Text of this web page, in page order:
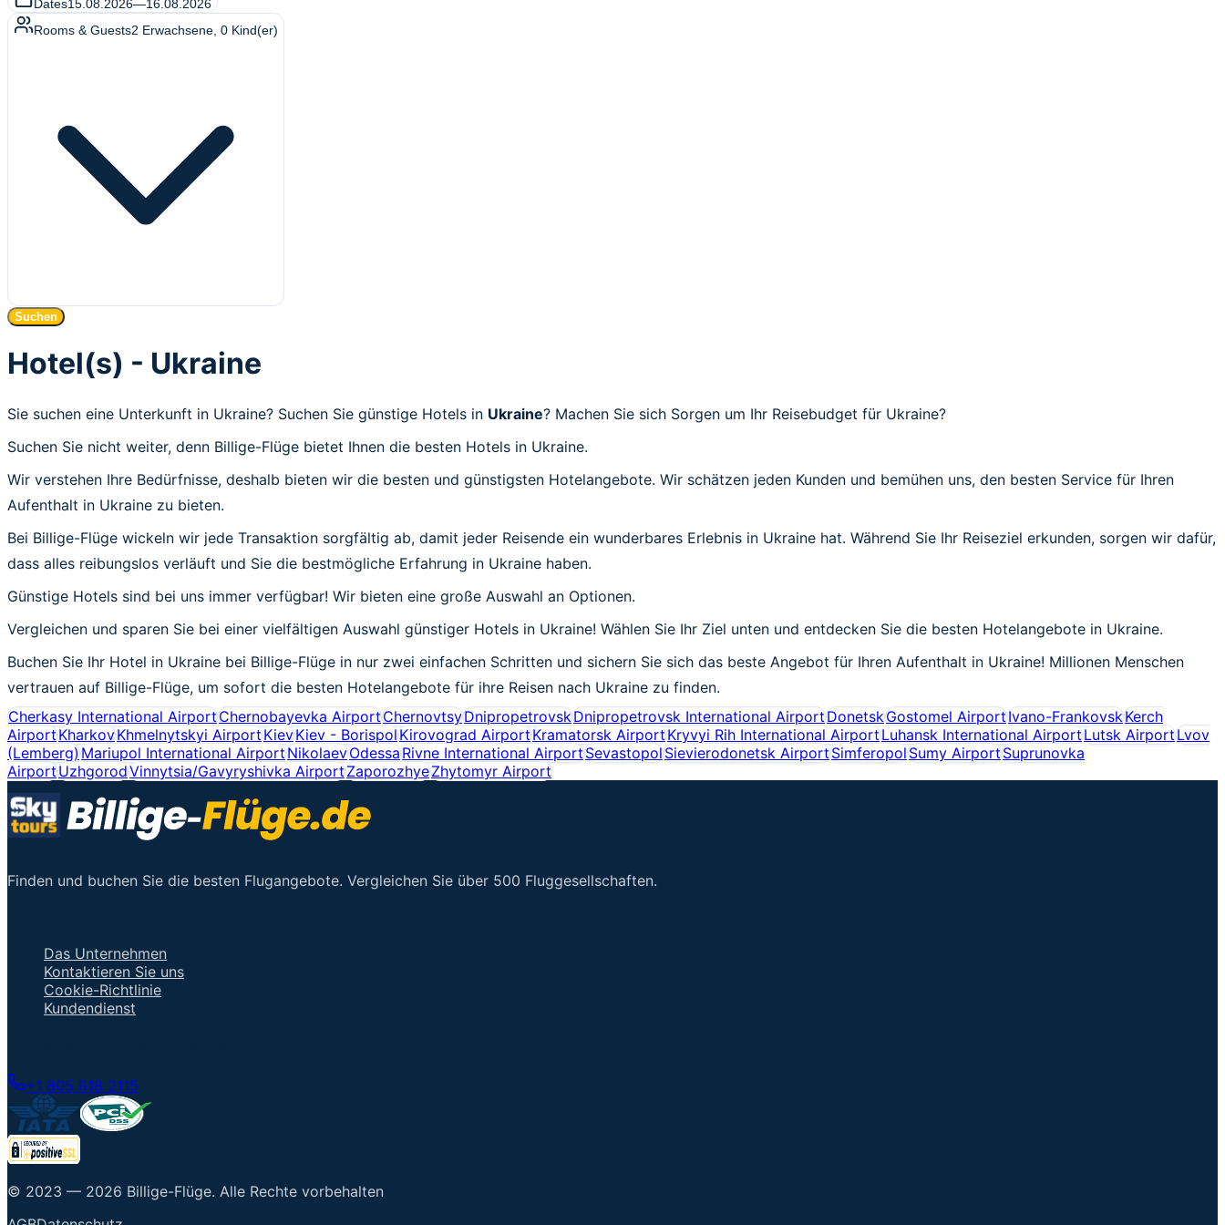
Dates15.08.2026—16.08.2026
Rooms & Guests2 Erwachsene 0 Kind(er)
Suchen
Hotel(s) - Ukraine
Sie suchen eine Unterkunft in Ukraine? Suchen Sie günstige Hotels in Ukraine? Machen Sie sich Sorgen um Ihr Reisebudget für Ukraine?
Suchen Sie nicht weiter, denn Billige-Flüge bietet Ihnen die besten Hotels in Ukraine.
Wir verstehen Ihre Bedürfnisse, deshalb bieten wir die besten und günstigsten Hotelangebote. Wir schätzen jeden Kunden und bemühen uns, den besten Service für Ihren
Aufenthalt in Ukraine zu bieten.
Bei Billige-Flüge wickeln wir jede Transaktion sorgfältig ab, damit jeder Reisende ein wunderbares Erlebnis in Ukraine hat. Während Sie Ihr Reiseziel erkunden, sorgen wir dafür,
dass alles reibungslos verläuft und Sie die bestmögliche Erfahrung in Ukraine haben.
Günstige Hotels sind bei uns immer verfügbar! Wir bieten eine große Auswahl an Optionen.
Vergleichen und sparen Sie bei einer vielfältigen Auswahl günstiger Hotels in Ukraine! Wählen Sie Ihr Ziel unten und entdecken Sie die besten Hotelangebote in Ukraine.
Buchen Sie Ihr Hotel in Ukraine bei Billige-Flüge in nur zwei einfachen Schritten und sichern Sie sich das beste Angebot für Ihren Aufenthalt in Ukraine! Millionen Menschen
vertrauen auf Billige-Flüge, um sofort die besten Hotelangebote für ihre Reisen nach Ukraine zu finden.
Cherkasy International AirportChernobayevka AirportChernovtsyDnipropetrovskDnipropetrovsk International AirportDonetskGostomel AirportIvano-FrankovskKerch
AirportKharkovKhmelnytskyi AirportKievKiev - BorispolKirovograd AirportKramatorsk AirportKryvyi Rih International AirportLuhansk International AirportLutsk AirportLvov
(Lemberg)Mariupol International AirportNikolaevOdessaRivne International AirportSevastopolSievierodonetsk AirportSimferopolSumy AirportSuprunovka
AirportUzhgorodVinnytsia/Gavyryshivka AirportZaporozhyeZhytomyr Airport
Finden und buchen Sie die besten Flugangebote. Vergleichen Sie über 500 Fluggesellschaften.
Das Unternehmen
Kontaktieren Sie uns
Cookie-Richtlinie
Kundendienst
+1 805 618 2115
© 2023 — 2026 Billige-Flüge. Alle Rechte vorbehalten